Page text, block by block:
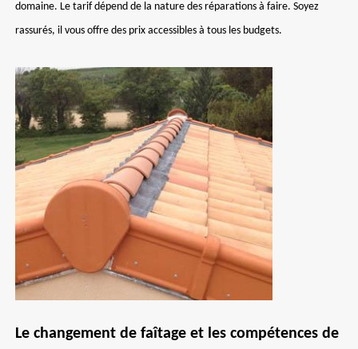
domaine. Le tarif dépend de la nature des réparations à faire. Soyez
rassurés, il vous offre des prix accessibles à tous les budgets.
Le changement de faîtage et les compétences de